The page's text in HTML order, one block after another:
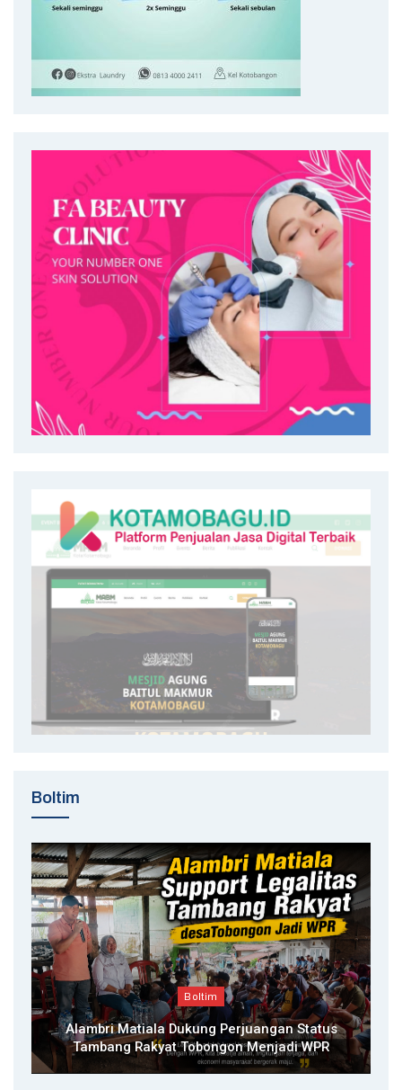
Boltim
Boltim
Alambri Matiala Dukung Perjuangan Status
Tambang Rakyat Tobongon Menjadi WPR